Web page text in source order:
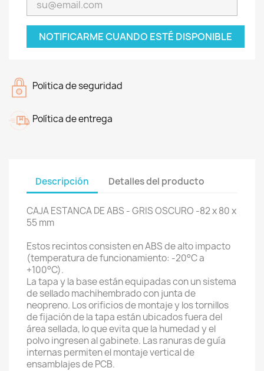
NOTIFICARME CUANDO ESTÉ DISPONIBLE
Politica de seguridad
Política de entrega
Descripción Detalles del producto
CAJA ESTANCA DE ABS - GRIS OSCURO -82 x 80 x
55 mm
Estos recintos consisten en ABS de alto impacto
(temperatura de funcionamiento: -20°C a
+100°C).
La tapa y la base están equipadas con un sistema
de sellado machihembrado con junta de
neopreno. Los orificios de montaje y los tornillos
de fijación de la tapa están ubicados fuera del
área sellada, lo que evita que la humedad y el
polvo ingresen al gabinete. Las ranuras de guía
internas permiten el montaje vertical de
ensamblajes de PCB.